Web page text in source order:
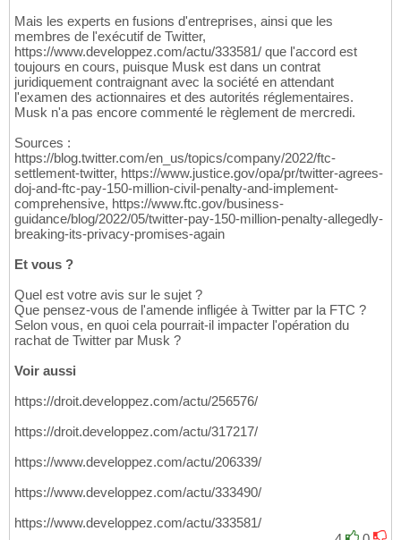
Mais les experts en fusions d'entreprises, ainsi que les
membres de l'exécutif de Twitter,
https://www.developpez.com/actu/333581/ que l'accord est
toujours en cours, puisque Musk est dans un contrat
juridiquement contraignant avec la société en attendant
l'examen des actionnaires et des autorités réglementaires.
Musk n'a pas encore commenté le règlement de mercredi.
Sources :
https://blog.twitter.com/en_us/topics/company/2022/ftc-
settlement-twitter, https://www.justice.gov/opa/pr/twitter-agrees-
doj-and-ftc-pay-150-million-civil-penalty-and-implement-
comprehensive, https://www.ftc.gov/business-
guidance/blog/2022/05/twitter-pay-150-million-penalty-allegedly-
breaking-its-privacy-promises-again
Et vous ?
Quel est votre avis sur le sujet ?
Que pensez-vous de l'amende infligée à Twitter par la FTC ?
Selon vous, en quoi cela pourrait-il impacter l'opération du
rachat de Twitter par Musk ?
Voir aussi
https://droit.developpez.com/actu/256576/
https://droit.developpez.com/actu/317217/
https://www.developpez.com/actu/206339/
https://www.developpez.com/actu/333490/
https://www.developpez.com/actu/333581/